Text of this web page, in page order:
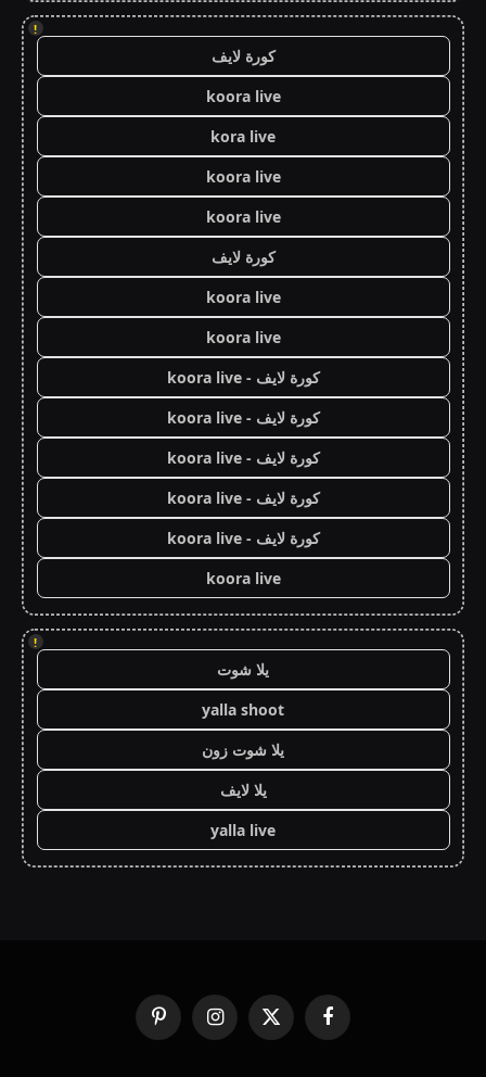
!
كورة لايف
koora live
kora live
koora live
koora live
كورة لايف
koora live
koora live
كورة لايف - koora live
كورة لايف - koora live
كورة لايف - koora live
كورة لايف - koora live
كورة لايف - koora live
koora live
!
يلا شوت
yalla shoot
يلا شوت زون
يلا لايف
yalla live
فيسبوك
X
(Twitter)
الانستغرامبينتيريست